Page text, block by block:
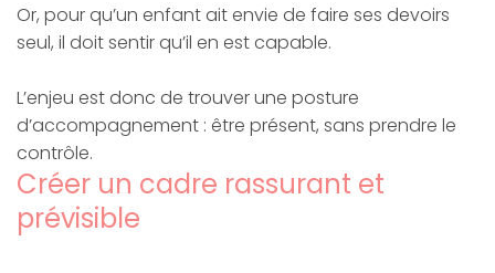
Or, pour qu’un enfant ait envie de faire ses devoirs
seul, il doit sentir qu’il en est capable.
L’enjeu est donc de trouver une posture
d’accompagnement : être présent, sans prendre le
contrôle.
Créer un cadre rassurant et
prévisible